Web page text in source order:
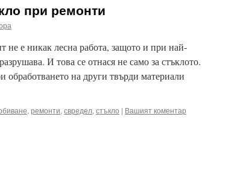
при ремонти
не е никак лесна работа, защото и при най-
И това се отнася не само за стъклото.
на други твърди материали
, ремонти, свредел, стъкло | Вашият коментар